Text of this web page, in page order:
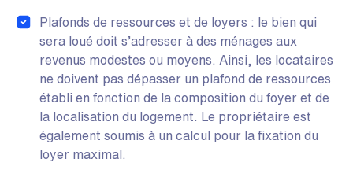
Plafonds de ressources et de loyers : le bien qui
sera loué doit s’adresser à des ménages aux
revenus modestes ou moyens. Ainsi, les locataires
ne doivent pas dépasser un plafond de ressources
établi en fonction de la composition du foyer et de
la localisation du logement. Le propriétaire est
également soumis à un calcul pour la fixation du
loyer maximal.